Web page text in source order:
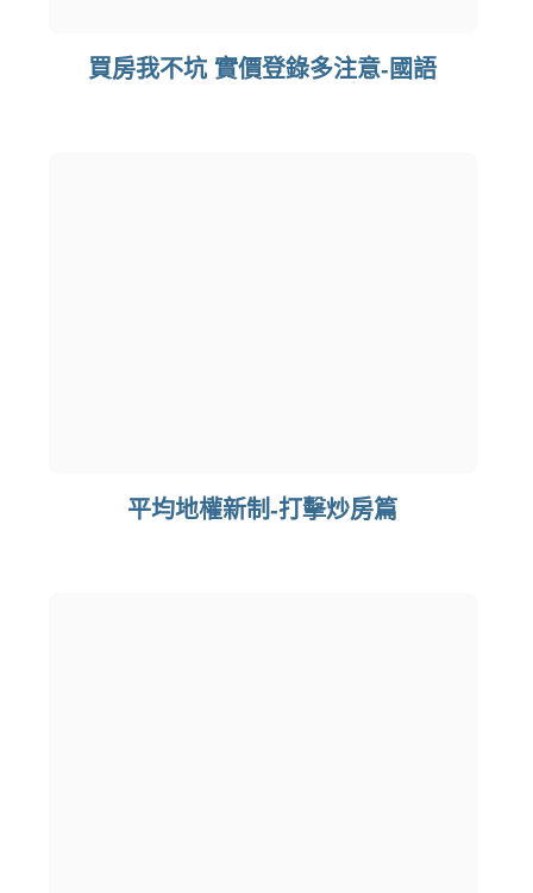
買房我不坑 實價登錄多注意-國語
平均地權新制-打擊炒房篇